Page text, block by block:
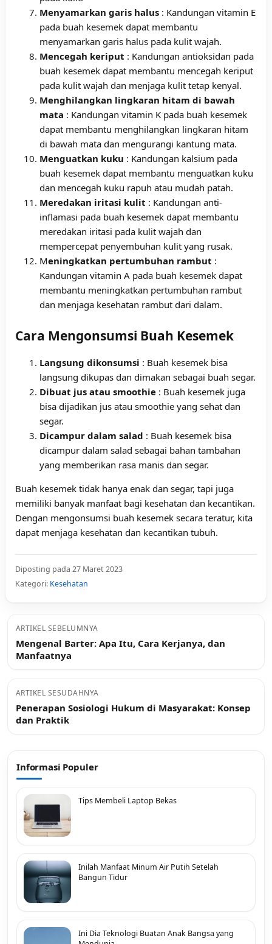
Menyamarkan garis halus : Kandungan vitamin E
pada buah kesemek dapat membantu
menyamarkan garis halus pada kulit wajah.
Mencegah keriput : Kandungan antioksidan pada
buah kesemek dapat membantu mencegah keriput
pada kulit wajah dan menjaga kulit tetap kenyal.
Menghilangkan lingkaran hitam di bawah
mata : Kandungan vitamin K pada buah kesemek
dapat membantu menghilangkan lingkaran hitam
di bawah mata dan mengurangi kantung mata.
Menguatkan kuku : Kandungan kalsium pada
buah kesemek dapat membantu menguatkan kuku
dan mencegah kuku rapuh atau mudah patah.
Meredakan iritasi kulit : Kandungan anti-
inflamasi pada buah kesemek dapat membantu
meredakan iritasi pada kulit wajah dan
mempercepat penyembuhan kulit yang rusak.
Meningkatkan pertumbuhan rambut :
Kandungan vitamin A pada buah kesemek dapat
membantu meningkatkan pertumbuhan rambut
dan menjaga kesehatan rambut dari dalam.
Cara Mengonsumsi Buah Kesemek
Langsung dikonsumsi : Buah kesemek bisa
langsung dikupas dan dimakan sebagai buah segar.
Dibuat jus atau smoothie : Buah kesemek juga
bisa dijadikan jus atau smoothie yang sehat dan
segar.
Dicampur dalam salad : Buah kesemek bisa
dicampur dalam salad sebagai bahan tambahan
yang memberikan rasa manis dan segar.
Buah kesemek tidak hanya enak dan segar, tapi juga
memiliki banyak manfaat bagi kesehatan dan kecantikan.
Dengan mengonsumsi buah kesemek secara teratur, kita
dapat menjaga kesehatan dan kecantikan tubuh.
Diposting pada 27 Maret 2023
Kategori: Kesehatan
ARTIKEL SEBELUMNYA
Mengenal Barter: Apa Itu, Cara Kerjanya, dan
Manfaatnya
ARTIKEL SESUDAHNYA
Penerapan Sosiologi Hukum di Masyarakat: Konsep
dan Praktik
Informasi Populer
Tips Membeli Laptop Bekas
Inilah Manfaat Minum Air Putih Setelah
Bangun Tidur
Ini Dia Teknologi Buatan Anak Bangsa yang